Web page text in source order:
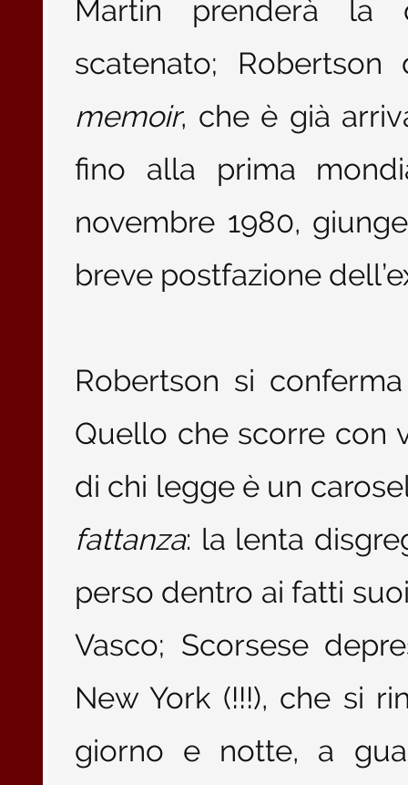
Martin prenderà la
scatenato;
memoir, che è già
fino alla prima
novembre 1980,
breve postfazione
Robertson si
Quello che scorre con
di chi legge è un
fattanza: la lenta
perso dentro ai fatti
Vasco; Scorsese
New York (!!!), che si
giorno e notte, a